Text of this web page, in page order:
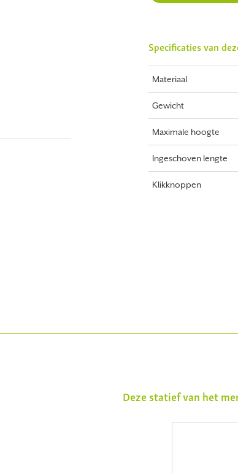
Specificaties van
Materiaal
Gewicht
Maximale hoogte
Ingeschoven lengte
Klikknoppen
Deze statief van het